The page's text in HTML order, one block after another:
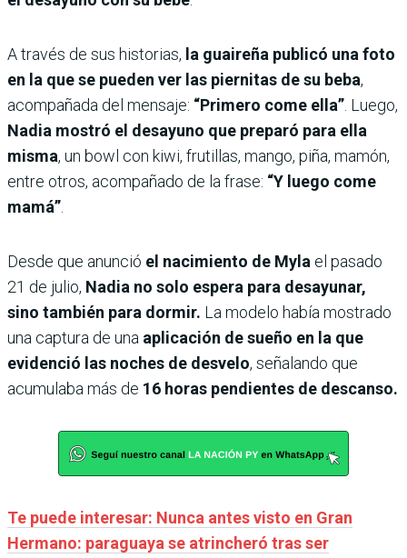
A través de sus historias, la guaireña publicó una foto
en la que se pueden ver las piernitas de su beba,
acompañada del mensaje: “Primero come ella”. Luego,
Nadia mostró el desayuno que preparó para ella
misma, un bowl con kiwi, frutillas, mango, piña, mamón,
entre otros, acompañado de la frase: “Y luego come
mamá”.
Desde que anunció el nacimiento de Myla el pasado
21 de julio, Nadia no solo espera para desayunar,
sino también para dormir. La modelo había mostrado
una captura de una aplicación de sueño en la que
evidenció las noches de desvelo, señalando que
acumulaba más de 16 horas pendientes de descanso.
Te puede interesar: Nunca antes visto en Gran
Hermano: paraguaya se atrincheró tras ser